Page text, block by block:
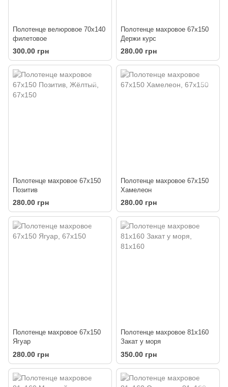
Полотенце велюровое 70х140
филетовое
300.00 грн
Полотенце махровое 67х150
Держи курс
280.00 грн
Полотенце махровое 67х150
Позитив
280.00 грн
Полотенце махровое 67х150
Хамелеон
280.00 грн
Полотенце махровое 67х150
Ягуар
280.00 грн
Полотенце махровое 81х160
Закат у моря
350.00 грн